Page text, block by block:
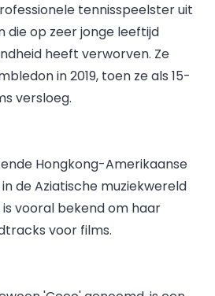
tennisspeelster uit
die op zeer jonge leeftijd
heeft verworven. Ze
in 2019, toen ze als 15-
versloeg.
Hongkong-Amerikaanse
de Aziatische muziekwereld
vooral bekend om haar
voor films.